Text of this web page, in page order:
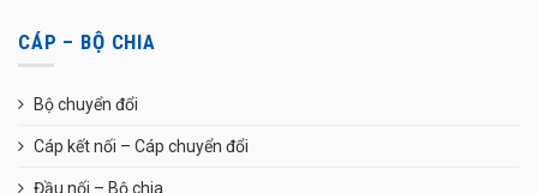
CÁP – BỘ CHIA
Bộ chuyển đổi
Cáp kết nối – Cáp chuyển đổi
Đầu nối – Bộ chia